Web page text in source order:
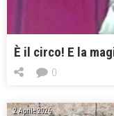
È il circo! E la
0
2 Aprile 2026